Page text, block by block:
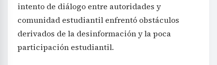
intento de diálogo entre autoridades y
comunidad estudiantil enfrentó obstáculos
derivados de la desinformación y la poca
participación estudiantil.